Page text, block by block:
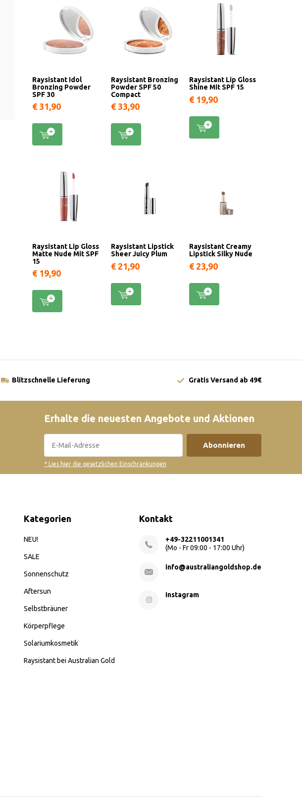
Raysistant Idol
Bronzing Powder
SPF 30
€ 31,90
Raysistant Bronzing
Powder SPF 50
Compact
€ 33,90
Raysistant Lip Gloss
Shine Mit SPF 15
€ 19,90
Raysistant Lip Gloss
Matte Nude Mit SPF
15
€ 19,90
Raysistant Lipstick
Sheer Juicy Plum
€ 21,90
Raysistant Creamy
Lipstick Silky Nude
€ 23,90
Blitzschnelle Lieferung Gratis Versand ab 49€
Erhalte die neuesten Angebote und Aktionen
Abonnieren
* Lies hier die gesetzlichen Einschränkungen
Kategorien
NEU!
SALE
Sonnenschutz
Aftersun
Selbstbräuner
Körperpflege
Solariumkosmetik
Raysistant bei Australian Gold
Kontakt
+49-32211001341
(Mo - Fr 09:00 - 17:00 Uhr)
info@australiangoldshop.de
Instagram